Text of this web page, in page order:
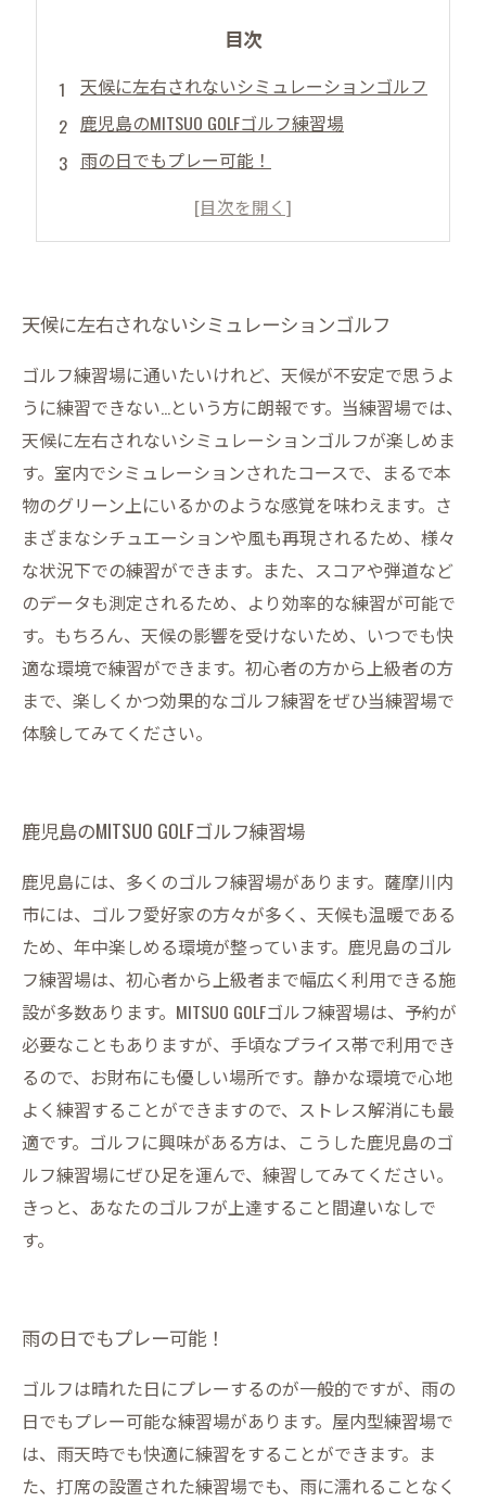
目次
天候に左右されないシミュレーションゴルフ
鹿児島のMITSUO GOLFゴルフ練習場
雨の日でもプレー可能！
快適な室内環境で本格的なプレー！
天候に左右されないシミュレーションゴルフ
ゴルフ練習場に通いたいけれど、天候が不安定で思うよ
うに練習できない…という方に朗報です。当練習場では、
天候に左右されないシミュレーションゴルフが楽しめま
す。室内でシミュレーションされたコースで、まるで本
物のグリーン上にいるかのような感覚を味わえます。さ
まざまなシチュエーションや風も再現されるため、様々
な状況下での練習ができます。また、スコアや弾道など
のデータも測定されるため、より効率的な練習が可能で
す。もちろん、天候の影響を受けないため、いつでも快
適な環境で練習ができます。初心者の方から上級者の方
まで、楽しくかつ効果的なゴルフ練習をぜひ当練習場で
体験してみてください。
鹿児島のMITSUO GOLFゴルフ練習場
鹿児島には、多くのゴルフ練習場があります。薩摩川内
市には、ゴルフ愛好家の方々が多く、天候も温暖である
ため、年中楽しめる環境が整っています。鹿児島のゴル
フ練習場は、初心者から上級者まで幅広く利用できる施
設が多数あります。MITSUO GOLFゴルフ練習場は、予約が
必要なこともありますが、手頃なプライス帯で利用でき
るので、お財布にも優しい場所です。静かな環境で心地
よく練習することができますので、ストレス解消にも最
適です。ゴルフに興味がある方は、こうした鹿児島のゴ
ルフ練習場にぜひ足を運んで、練習してみてください。
きっと、あなたのゴルフが上達すること間違いなしで
す。
雨の日でもプレー可能！
ゴルフは晴れた日にプレーするのが一般的ですが、雨の
日でもプレー可能な練習場があります。屋内型練習場で
は、雨天時でも快適に練習をすることができます。ま
た、打席の設置された練習場でも、雨に濡れることなく